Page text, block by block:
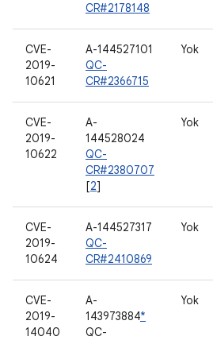
CR#2178148
CVE-
2019-
10621
A-144527101
QC-
CR#2366715
Yok
CVE-
2019-
10622
A-
144528024
QC-
CR#2380707
[2]
Yok
CVE-
2019-
10624
A-144527317
QC-
CR#2410869
Yok
CVE-
2019-
14040
A-
143973884*
QC-
Yok